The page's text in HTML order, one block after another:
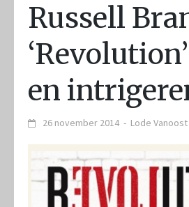
Russell
en
26 november 2014 - Lode Vanoost